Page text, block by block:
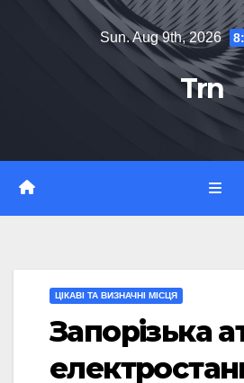
Sun. Aug 9th, 2026
Trn
ЦІКАВІ ТА ВИЗНАЧНІ МІСЦЯ
Запорізька